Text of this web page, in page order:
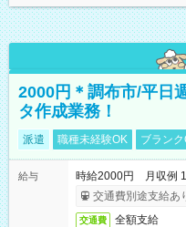
2000円＊調布市/平日
タ作成業務！
派遣 職種未経験OK ブラン
給与
時給2000円 月収例
交通費別途支給あ
交通費 全額支給